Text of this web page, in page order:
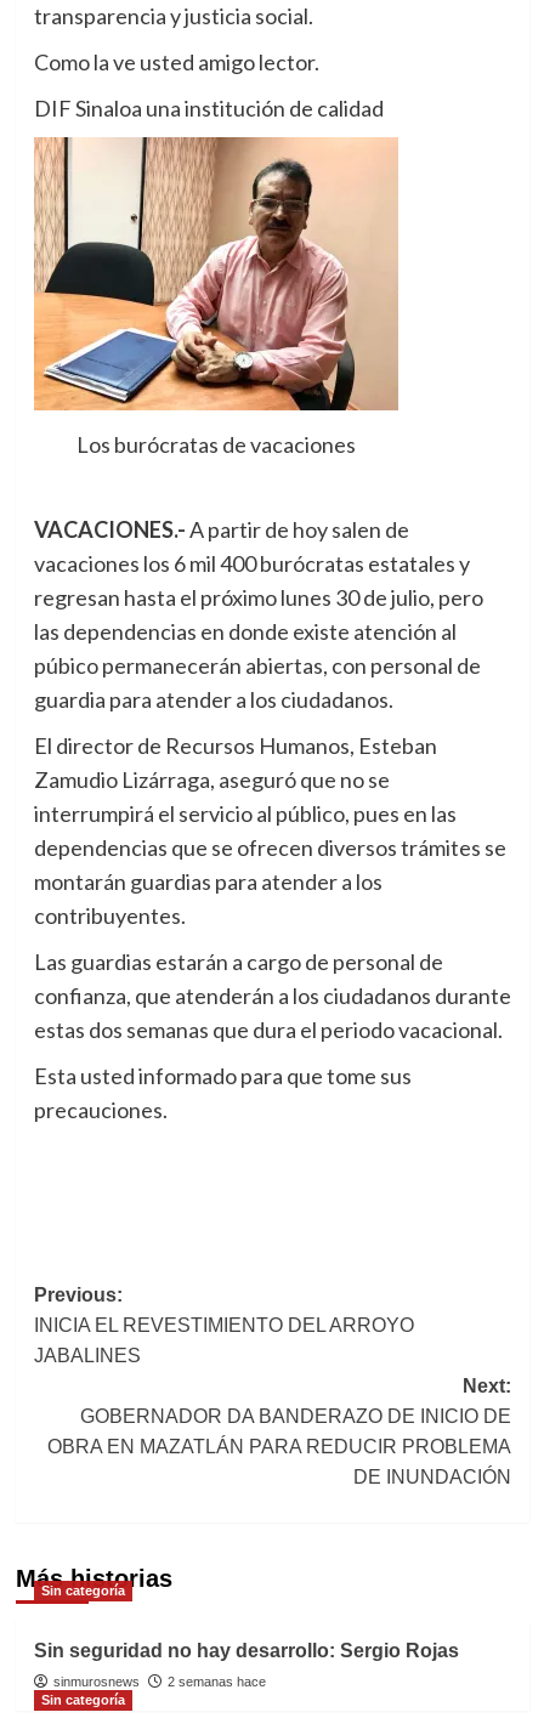
transparencia y justicia social.
Como la ve usted amigo lector.
DIF Sinaloa una institución de calidad
Los burócratas de vacaciones
VACACIONES.-A partir de hoy salen de
vacaciones los 6 mil 400 burócratas estatales y
regresan hasta el próximo lunes 30 de julio, pero
las dependencias en donde existe atención al
púbico permanecerán abiertas, con personal de
guardia para atender a los ciudadanos.
El director de Recursos Humanos, Esteban
Zamudio Lizárraga, aseguró que no se
interrumpirá el servicio al público, pues en las
dependencias que se ofrecen diversos trámites se
montarán guardias para atender a los
contribuyentes.
Las guardias estarán a cargo de personal de
confianza, que atenderán a los ciudadanos durante
estas dos semanas que dura el periodo vacacional.
Esta usted informado para que tome sus
precauciones.
Post
navigation
Previous:
INICIA EL REVESTIMIENTO DEL ARROYO
JABALINES
Next:
GOBERNADOR DA BANDERAZO DE INICIO DE
OBRA EN MAZATLÁN PARA REDUCIR PROBLEMA
DE INUNDACIÓN
Más historias
Sin categoría
Sin seguridad no hay desarrollo: Sergio Rojas
sinmurosnews
2 semanas hace
Sin categoría